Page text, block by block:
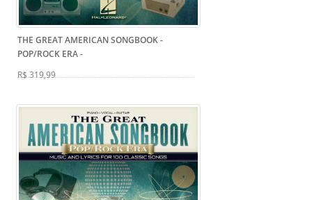
THE GREAT AMERICAN SONGBOOK -
POP/ROCK ERA-
R$ 319,99